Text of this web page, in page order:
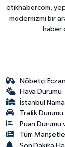
etikhabercom,
modernizmi bir
haber
Nöbetçi
Hava Durumu
İstanbul
Trafik Durumu
Puan Durumu
Tüm
Son Dakika